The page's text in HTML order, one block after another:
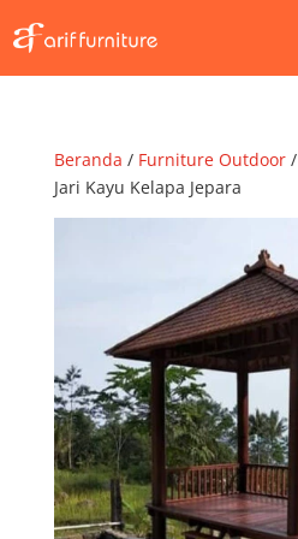
Beranda / Furniture Outdoor/
Jari Kayu Kelapa Jepara